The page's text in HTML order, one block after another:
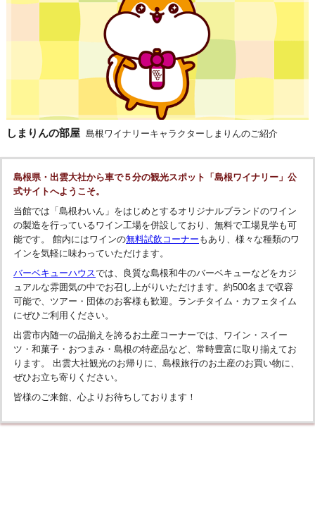
しまりんの部屋 島根ワイナリーキャラクターしまりんのご紹介
島根県・出雲大社から車で５分の観光スポット「島根ワイナリー」公
式サイトへようこそ。
当館では「島根わいん」をはじめとするオリジナルブランドのワイン
の製造を行っているワイン工場を併設しており、無料で工場見学も可
能です。 館内にはワインの無料試飲コーナー もあり、様々な種類のワ
インを気軽に味わっていただけます。
バーベキューハウスでは、良質な島根和牛のバーベキューなどをカジ
ュアルな雰囲気の中でお召し上がりいただけます。約500名まで収容
可能で、ツアー・団体のお客様も歓迎。ランチタイム・カフェタイム
にぜひご利用ください。
出雲市内随一の品揃えを誇るお土産コーナーでは、ワイン・スイー
ツ・和菓子・おつまみ・島根の特産品など、常時豊富に取り揃えてお
ります。 出雲大社観光のお帰りに、島根旅行のお土産のお買い物に、
ぜひお立ち寄りください。
皆様のご来館、心よりお待ちしております！